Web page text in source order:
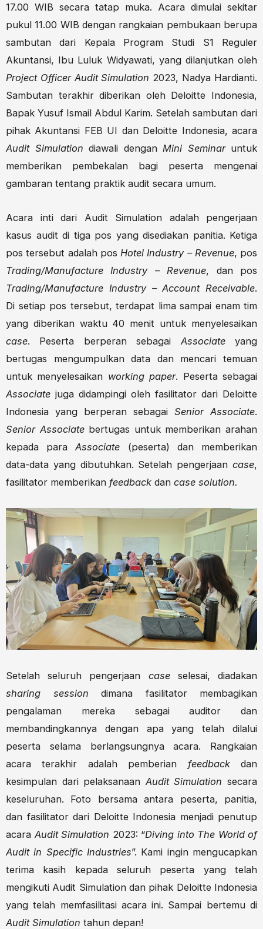
17.00 WIB secara tatap muka. Acara dimulai sekitar
pukul 11.00 WIB dengan rangkaian pembukaan berupa
sambutan dari Kepala Program Studi S1 Reguler
Akuntansi, Ibu Luluk Widyawati, yang dilanjutkan oleh
Project Officer Audit Simulation 2023, Nadya Hardianti.
Sambutan terakhir diberikan oleh Deloitte Indonesia,
Bapak Yusuf Ismail Abdul Karim. Setelah sambutan dari
pihak Akuntansi FEB UI dan Deloitte Indonesia, acara
Audit Simulation diawali dengan Mini Seminaruntuk
memberikan pembekalan bagi peserta mengenai
gambaran tentang praktik audit secara umum.
Acara inti dari Audit Simulation adalah pengerjaan
kasus audit di tiga pos yang disediakan panitia. Ketiga
pos tersebut adalah pos Hotel Industry – Revenue, pos
Trading/Manufacture Industry – Revenue, dan pos
Trading/Manufacture Industry – Account Receivable.
Di setiap pos tersebut, terdapat lima sampai enam tim
yang diberikan waktu 40 menit untuk menyelesaikan
case. Peserta berperan sebagai Associateyang
bertugas mengumpulkan data dan mencari temuan
untuk menyelesaikan working paper. Peserta sebagai
Associate juga didampingi oleh fasilitator dari Deloitte
Indonesia yang berperan sebagai Senior Associate.
Senior Associatebertugas untuk memberikan arahan
kepada paraAssociate (peserta) dan memberikan
data-data yang dibutuhkan. Setelah pengerjaan case,
fasilitator memberikan feedback dan case solution.
Setelah seluruh pengerjaan case selesai, diadakan
sharing session dimana fasilitator membagikan
pengalaman mereka sebagai auditor dan
membandingkannya dengan apa yang telah dilalui
peserta selama berlangsungnya acara. Rangkaian
acara terakhir adalah pemberian feedbackdan
kesimpulan dari pelaksanaan Audit Simulation secara
keseluruhan. Foto bersama antara peserta, panitia,
dan fasilitator dari Deloitte Indonesia menjadi penutup
acara Audit Simulation 2023: “Diving into The World of
Audit in Specific Industries”. Kami ingin mengucapkan
terima kasih kepada seluruh peserta yang telah
mengikuti Audit Simulation dan pihak Deloitte Indonesia
yang telah memfasilitasi acara ini. Sampai bertemu di
Audit Simulation tahun depan!